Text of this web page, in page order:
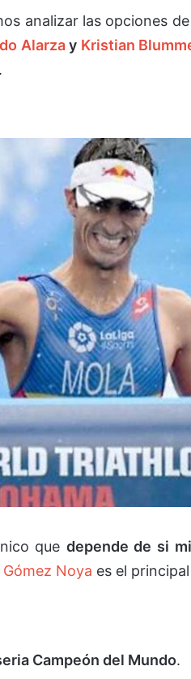
analizar las opciones de
Alarzay Kristian
que depende de si
Noya es el
Campeón del Mundo.